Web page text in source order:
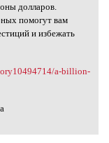
долларов.
помогут вам
и избежать
a-billion-